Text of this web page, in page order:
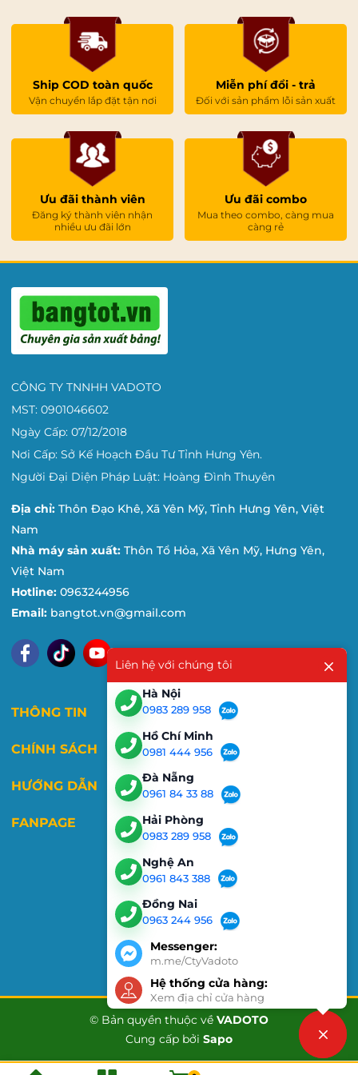
mua hàng
Thời gian giao hàng nhanh , khách hàng không phải
mất nhiều thời gian chờ đợi.
♦Bảo hành bảng trong 12 tháng trên toàn quốc.
việc nếu xảy ra bất cứ lỗi kỹ thuật nào từ phía nhà sản
CHÍNH SÁCH BẢO HÀNH BẢNG THÔNG
BÁO TIN TỨC
Điều kiện được bảo
Điều kiện không được
Thời gian bảo hành:
12 tháng
Bảng bị cong vênh
do nhà sản xuất
Bảng bị phồng mặt
Bảng không xóa
được
Bảng bị trơ mặt viết
không rõ, không ăn
do dùng hóa chất
Ship COD toàn quốc
Vận chuyển lắp đặt tận nơi
Miễn phí đổi - trả
Đối với sản phẩm lỗi sản xuất
Ưu đãi thành viên
Đăng ký thành viên nhận
nhiều ưu đãi lớn
Ưu đãi combo
Mua theo combo, càng mua
càng rẻ
CÔNG TY TNNHH VADOTO
MST: 0901046602
Ngày Cấp: 07/12/2018
Nơi Cấp: Sở Kế Hoạch Đầu Tư Tỉnh Hưng Yên.
Người Đại Diện Pháp Luật: Hoàng Đình Thuyên
Địa chỉ: Thôn Đạo Khê, Xã Yên Mỹ, Tỉnh Hưng Yên, Việt
Nam
Nhà máy sản xuất: Thôn Tổ Hỏa, Xã Yên Mỹ, Hưng Yên,
Việt Nam
Hotline: 0963244956
Email: bangtot.vn@gmail.com
THÔNG TIN
CHÍNH SÁCH
HƯỚNG DẪN
FANPAGE
© Bản quyền thuộc về VADOTO
Cung cấp bởi Sapo
Liên hệ với chúng tôi
Hà Nội
0983 289 958
Hồ Chí Minh
0981 444 956
Đà Nẵng
0961 84 33 88
Hải Phòng
0983 289 958
Nghệ An
0961 843 388
Đồng Nai
0963 244 956
Messenger:
m.me/CtyVadoto
Hệ thống cửa hàng:
Xem địa chỉ cửa hàng
Liên hệ